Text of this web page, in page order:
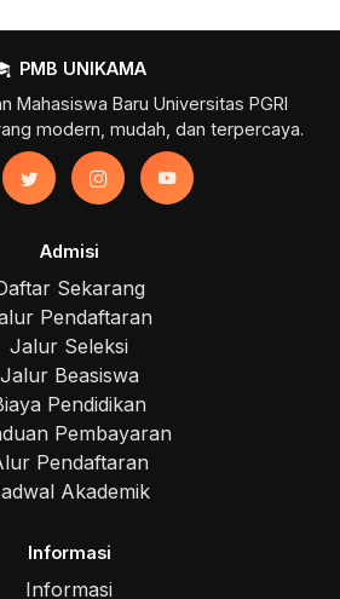
PMB UNIKAMA
Mahasiswa Baru Universitas PGRI
modern, mudah, dan terpercaya.
Admisi
Sekarang
Pendaftaran
Jalur Seleksi
Jalur Beasiswa
Pendidikan
Pembayaran
Pendaftaran
Akademik
Informasi
Informasi